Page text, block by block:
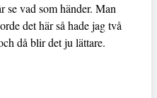
se vad som händer. Man
det här så hade jag två
då blir det ju lättare.